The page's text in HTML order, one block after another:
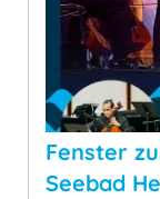
Fenster
Seebad